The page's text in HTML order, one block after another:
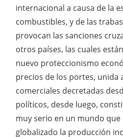
internacional a causa de la
combustibles, y de las
provocan las sanciones
otros países, las cuales
nuevo proteccionismo
precios de los portes, unida
comerciales decretadas
políticos, desde luego,
muy serio en un mundo que
globalizado la producción